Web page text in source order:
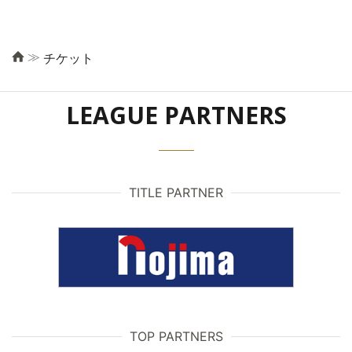
≫ チケット
LEAGUE PARTNERS
TITLE PARTNER
TOP PARTNERS